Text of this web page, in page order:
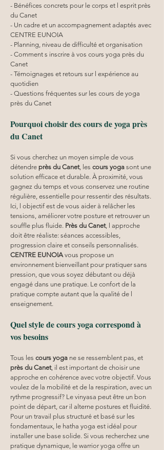
- Bénéfices concrets pour le corps et l esprit près
du Canet
- Un cadre et un accompagnement adaptés avec
CENTRE EUNOIA
- Planning, niveau de difficulté et organisation
- Comment s inscrire à vos cours yoga près du
Canet
- Témoignages et retours sur l expérience au
quotidien
- Questions fréquentes sur les cours de yoga
près du Canet
Pourquoi choisir des cours de yoga près
du Canet
Si vous cherchez un moyen simple de vous
détendre près du Canet, les cours yoga sont une
solution efficace et durable. À proximité, vous
gagnez du temps et vous conservez une routine
régulière, essentielle pour ressentir des résultats.
Ici, l objectif est de vous aider à relâcher les
tensions, améliorer votre posture et retrouver un
souffle plus fluide. Près du Canet, l approche
doit être réaliste: séances accessibles,
progression claire et conseils personnalisés.
CENTRE EUNOIA vous propose un
environnement bienveillant pour pratiquer sans
pression, que vous soyez débutant ou déjà
engagé dans une pratique. Le confort de la
pratique compte autant que la qualité de l
enseignement.
Quel style de cours yoga correspond à
vos besoins
Tous les cours yoga ne se ressemblent pas, et
près du Canet, il est important de choisir une
approche en cohérence avec votre objectif. Vous
voulez de la mobilité et de la respiration, avec un
rythme progressif? Le vinyasa peut être un bon
point de départ, car il alterne postures et fluidité.
Pour un travail plus structuré et basé sur les
fondamentaux, le hatha yoga est idéal pour
installer une base solide. Si vous recherchez une
pratique dynamique, le warrior yoga offre un